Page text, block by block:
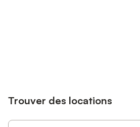
Trouver des locations